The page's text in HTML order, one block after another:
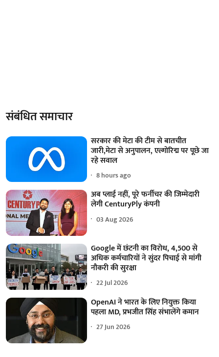
संबंधित समाचार
सरकार की मेटा की टीम से बातचीत
जारी,मेटा से अनुपालन, एल्गोरिद्म पर पूछे जा
रहे सवाल
8 hours ago
अब प्लाई नहीं, पूरे फर्नीचर की जिम्मेदारी
लेगी CenturyPly कंपनी
03 Aug 2026
Google में छंटनी का विरोध, 4,500 से
अधिक कर्मचारियों ने सुंदर पिचाई से मांगी
नौकरी की सुरक्षा
22 Jul 2026
OpenAI ने भारत के लिए नियुक्त किया
पहला MD, प्रभजीत सिंह संभालेंगे कमान
27 Jun 2026